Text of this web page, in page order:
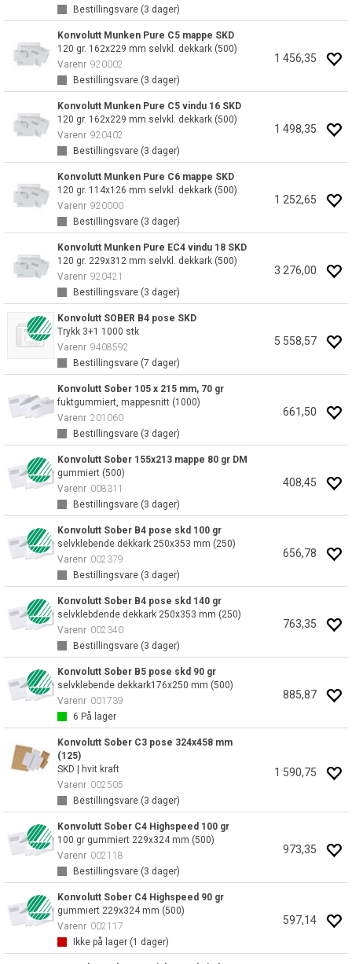
Bestillingsvare (3 dager)
Konvolutt Munken Pure C5 mappe SKD
120 gr. 162x229 mm selvkl. dekkark (500)
Varenr 920002
Bestillingsvare (3 dager)
1 456,35
Konvolutt Munken Pure C5 vindu 16 SKD
120 gr. 162x229 mm selvkl. dekkark (500)
Varenr 920402
Bestillingsvare (3 dager)
1 498,35
Konvolutt Munken Pure C6 mappe SKD
120 gr. 114x126 mm selvkl. dekkark (500)
Varenr 920000
Bestillingsvare (3 dager)
1 252,65
Konvolutt Munken Pure EC4 vindu 18 SKD
120 gr. 229x312 mm selvkl. dekkark (500)
Varenr 920421
Bestillingsvare (3 dager)
3 276,00
Konvolutt SOBER B4 pose SKD
Trykk 3+1 1000 stk
Varenr 9408592
Bestillingsvare (7 dager)
5 558,57
Konvolutt Sober 105 x 215 mm, 70 gr
fuktgummiert, mappesnitt (1000)
Varenr 201060
Bestillingsvare (3 dager)
661,50
Konvolutt Sober 155x213 mappe 80 gr DM
gummiert (500)
Varenr 008311
Bestillingsvare (3 dager)
408,45
Konvolutt Sober B4 pose skd 100 gr
selvklebende dekkark 250x353 mm (250)
Varenr 002379
Bestillingsvare (3 dager)
656,78
Konvolutt Sober B4 pose skd 140 gr
selvklebdende dekkark 250x353 mm (250)
Varenr 002340
Bestillingsvare (3 dager)
763,35
Konvolutt Sober B5 pose skd 90 gr
selvklebende dekkark176x250 mm (500)
Varenr 001739
6 På lager
885,87
Konvolutt Sober C3 pose 324x458 mm
(125)
SKD | hvit kraft
Varenr 002505
Bestillingsvare (3 dager)
1 590,75
Konvolutt Sober C4 Highspeed 100 gr
100 gr gummiert 229x324 mm (500)
Varenr 002118
Bestillingsvare (3 dager)
973,35
Konvolutt Sober C4 Highspeed 90 gr
gummiert 229x324 mm (500)
Varenr 002117
Ikke på lager (1 dager)
597,14